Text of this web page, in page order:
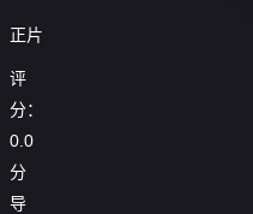
正片
评
分：
0.0
分
导